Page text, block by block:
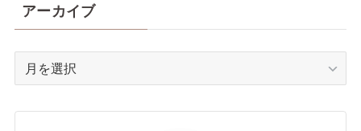
アーカイブ